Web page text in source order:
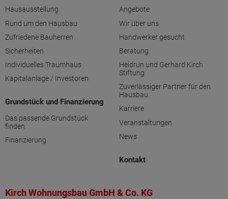
Hausausstellung
Rund um den Hausbau
Zufriedene Bauherren
Sicherheiten
Individuelles Traumhaus
Kapitalanlage / Investoren
Grundstück und Finanzierung
Das passende Grundstück
finden
Finanzierung
Angebote
Wir über uns
Handwerker gesucht
Beratung
Heidrun und Gerhard Kirch
Stiftung
Zuverlässiger Partner für den
Hausbau
Karriere
Veranstaltungen
News
Kontakt
Kirch Wohnungsbau GmbH & Co. KG